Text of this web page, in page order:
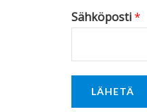
Sähköposti*
LÄHETÄ